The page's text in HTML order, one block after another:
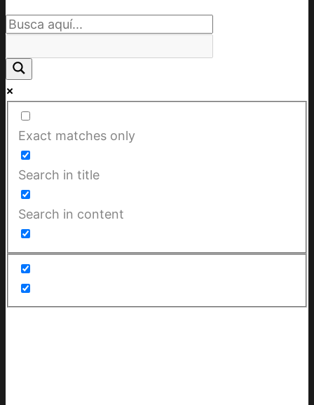
Exact matches only
Search in title
Search in content